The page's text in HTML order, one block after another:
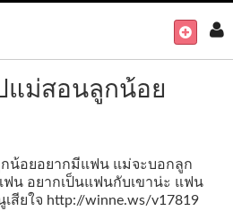
แม่สอนลูกน้อย
น้อยอยากมีแฟน แม่จะบอกลูก
ฟน อยากเป็นแฟนกับเขาน่ะ แฟน
สียใจ http://winne.ws/v17819